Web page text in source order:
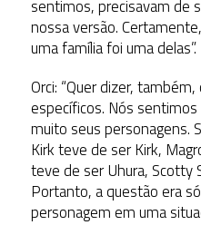
sentimos, precisavam de
nossa versão.
uma família foi uma delas”.
Orci: “Quer dizer,
específicos. Nós
muito seus personagens.
Kirk teve de ser Kirk,
teve de ser Uhura, Scotty
Portanto, a questão era
personagem em uma